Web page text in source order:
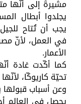
مشيرةً إلى أنّها
يجلدوا أبطال
يجب أن تُتاح
في العمل، لأنّ
الأعمار.
كما أكّدت غادة
تحيّة كاريوكّا،
وعن أسباب قبولها